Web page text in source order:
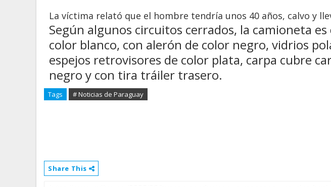
La víctima relató que el hombre tendría unos 40 años, calvo y
Según algunos circuitos cerrados, la camioneta es
color blanco, con alerón de color negro, vidrios
espejos retrovisores de color plata, carpa cubre
negro y con tira tráiler trasero.
Tags # Noticias de Paraguay
Share This